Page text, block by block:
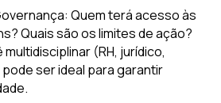
Quem terá acesso às
Quais são os limites de ação?
multidisciplinar (RH, jurídico,
ser ideal para garantir